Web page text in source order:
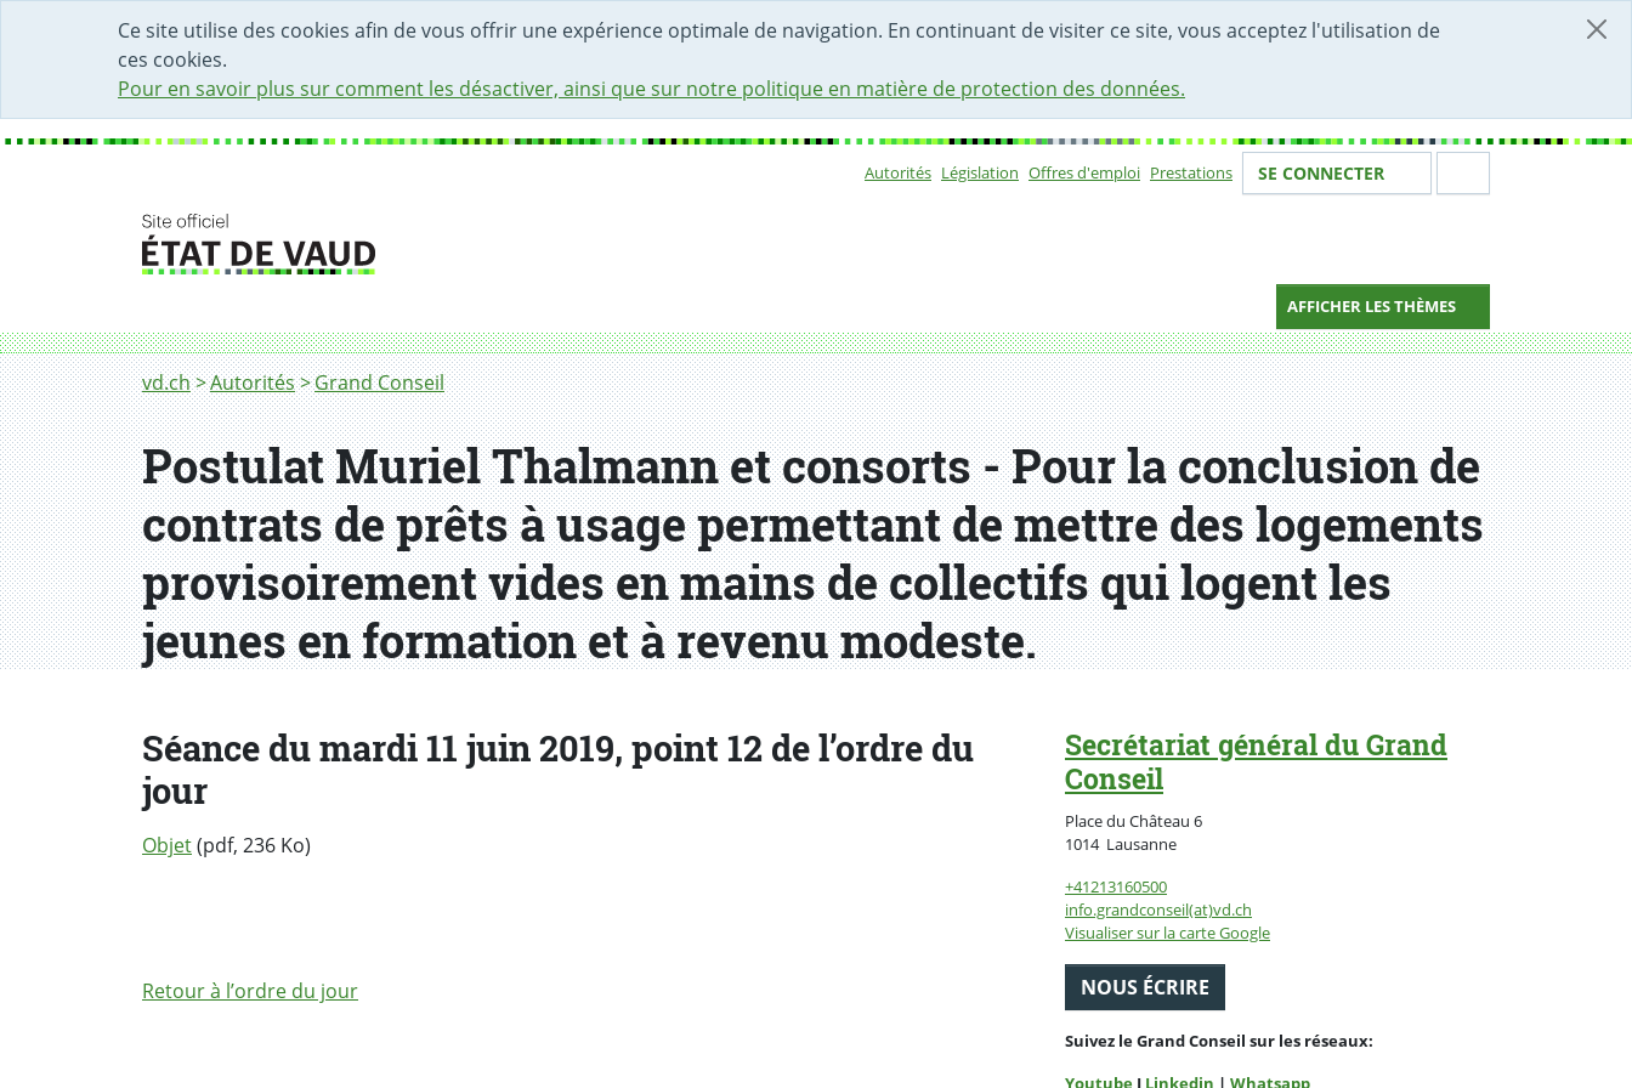
Ce site utilise des cookies afin de vous offrir une expérience optimale de navigation. En continuant de visiter ce site, vous acceptez l'utilisation de
ces cookies.
Pour en savoir plus sur comment les désactiver, ainsi que sur notre politique en matière de protection des données.
DÉBUT DU CONTENU DE LA PAGE
ACCÈS AU CHAMP DE RECHERCHE
PAGE D'ACCUEIL
FORMULAIRE DE CONTACT
Autorités Législation Offres d'emploi Prestations Votre identité
SE CONNECTER
AFFICHER LES THÈMES
Fil d'Ariane
vd.ch Autorités Grand Conseil
Postulat Muriel Thalmann et consorts - Pour la conclusion de
contrats de prêts à usage permettant de mettre des logements
provisoirement vides en mains de collectifs qui logent les
jeunes en formation et à revenu modeste.
Séance du mardi 11 juin 2019, point 12 de l’ordre du
jour
Objet(pdf, 236 Ko)
Retour à l’ordre du jour
Secrétariat général du Grand
Conseil
Place du Château 6
1014 LausanneSuisse
+41213160500
info.grandconseil(at)vd.ch
Visualiser sur la carte Google
NOUS ÉCRIRE
Suivez le Grand Conseil sur les réseaux:
Youtube I Linkedin | Whatsapp